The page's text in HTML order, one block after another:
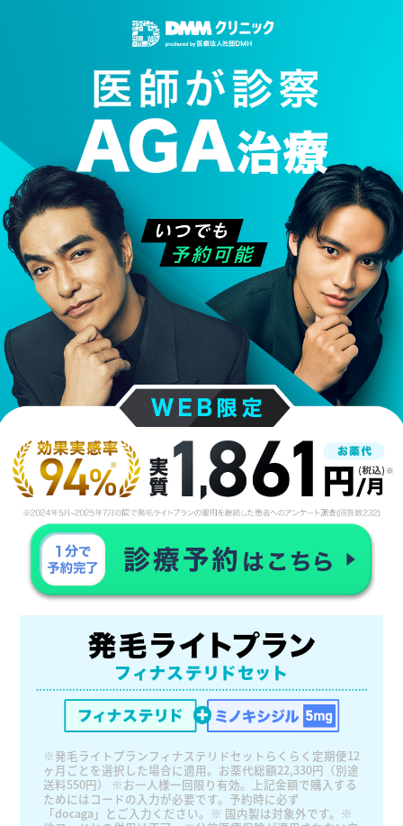
※発毛ライトプランフィナステリドセットらくらく定期便12
ヶ月ごとを選択した場合に適用。お薬代総額22,330円（別途
送料550円） ※お一人様一回限り有効。上記金額で購入する
ためにはコードの入力が必要です。予約時に必ず
「docaga」とご入力ください。※ 国内製は対象外です。※